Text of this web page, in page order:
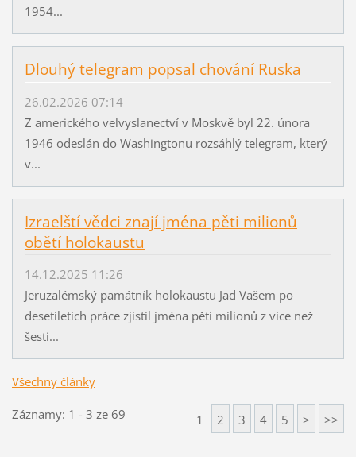
1954...
Dlouhý telegram popsal chování Ruska
26.02.2026 07:14
Z amerického velvyslanectví v Moskvě byl 22. února
1946 odeslán do Washingtonu rozsáhlý telegram, který
v...
Izraelští vědci znají jména pěti milionů
obětí holokaustu
14.12.2025 11:26
Jeruzalémský památník holokaustu Jad Vašem po
desetiletích práce zjistil jména pěti milionů z více než
šesti...
Všechny články
Záznamy: 1 - 3 ze 69 1 2 3 4 5 > >>